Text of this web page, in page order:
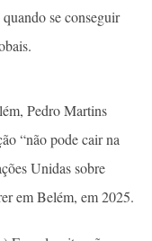
se conseguir
Pedro Martins
“não pode cair na
Unidas sobre
em Belém, em 2025.